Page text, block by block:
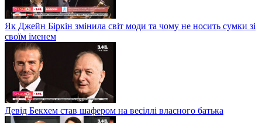
Як Джейн Біркін змінила світ моди та чому не носить сумки зі
своїм іменем
Девід Бекхем став шафером на весіллі власного батька